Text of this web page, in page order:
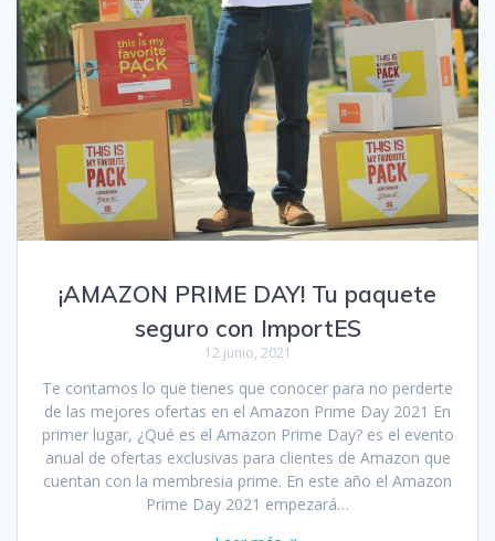
¡AMAZON PRIME DAY! Tu paquete
seguro con ImportES
12 junio, 2021
Te contamos lo que tienes que conocer para no perderte
de las mejores ofertas en el Amazon Prime Day 2021 En
primer lugar, ¿Qué es el Amazon Prime Day? es el evento
anual de ofertas exclusivas para clientes de Amazon que
cuentan con la membresia prime. En este año el Amazon
Prime Day 2021 empezará…